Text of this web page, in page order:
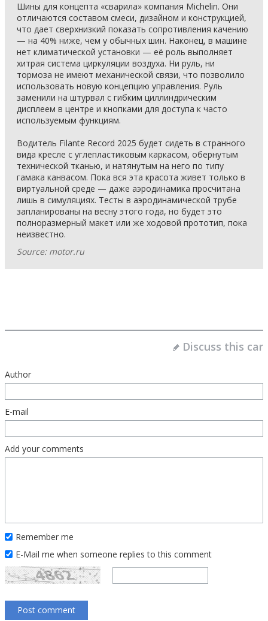
Шины для концепта «сварила» компания Michelin. Они
отличаются составом смеси, дизайном и конструкцией,
что дает сверхнизкий показать сопротивления качению
— на 40% ниже, чем у обычных шин. Наконец, в машине
нет климатической установки — её роль выполняет
хитрая система циркуляции воздуха. Ни руль, ни
тормоза не имеют механической связи, что позволило
использовать новую концепцию управления. Руль
заменили на штурвал с гибким циллиндрическим
дисплеем в центре и кнопками для доступа к часто
используемым функциям.
Водитель Filante Record 2025 будет сидеть в странного
вида кресле с углепластиковым каркасом, обернутым
технической тканью, и натянутым на него по типу
гамака канвасом. Пока вся эта красота живет только в
виртуальной среде — даже аэродинамика просчитана
лишь в симуляциях. Тесты в аэродинамической трубе
запланированы на весну этого года, но будет это
полноразмерный макет или же ходовой прототип, пока
неизвестно.
Source: motor.ru
Discuss this car
Author
E-mail
Add your comments
Remember me
E-Mail me when someone replies to this comment